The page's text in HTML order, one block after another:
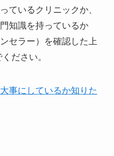
ているクリニックか、
知識を持っているか
セラー）を確認した上
ださい。
事にしているか知りた